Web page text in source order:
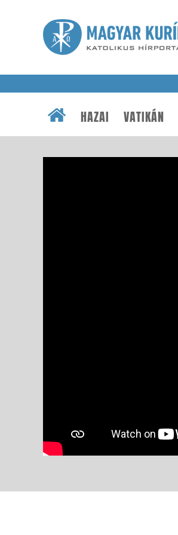
HAZAI VATIKÁN